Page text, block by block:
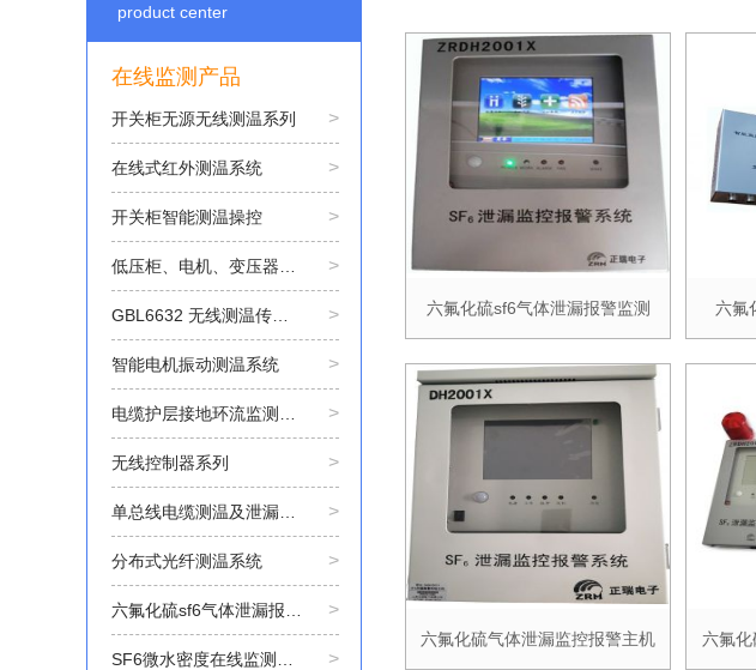
product center
在线监测产品
开关柜无源无线测温系列 >
在线式红外测温系统 >
开关柜智能测温操控 >
>
>
智能电机振动测温系统 >
>
无线控制器系列 >
>
分布式光纤测温系统 >
>
>
六氟化硫sf6气体泄漏报警监测 六氟
六氟化硫气体泄漏监控报警主机 六氟化